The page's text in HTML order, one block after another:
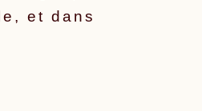
et dans